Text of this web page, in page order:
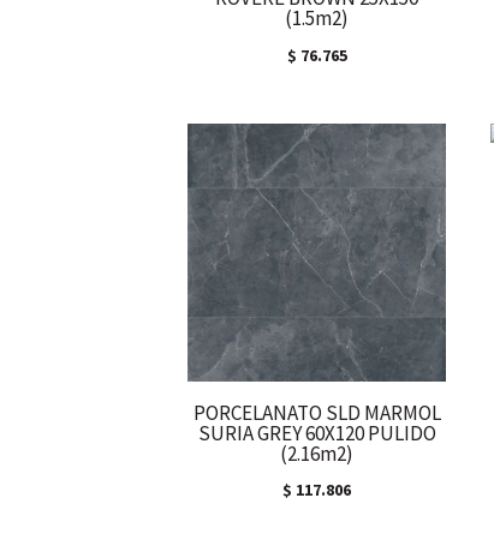
(1.5m2)
$ 76.765
PORCELANATO SLD MARMOL
SURIA GREY 60X120 PULIDO
(2.16m2)
$ 117.806